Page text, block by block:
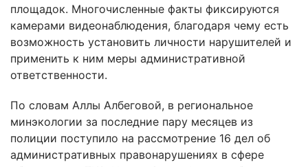
площадок. Многочисленные факты фиксируются
камерами видеонаблюдения, благодаря чему есть
возможность установить личности нарушителей и
применить к ним меры административной
ответственности.
По словам Аллы Албеговой, в региональное
минэкологии за последние пару месяцев из
полиции поступило на рассмотрение 16 дел об
административных правонарушениях в сфере